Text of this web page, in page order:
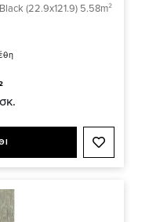
(22.9x121.9) 5.58m²